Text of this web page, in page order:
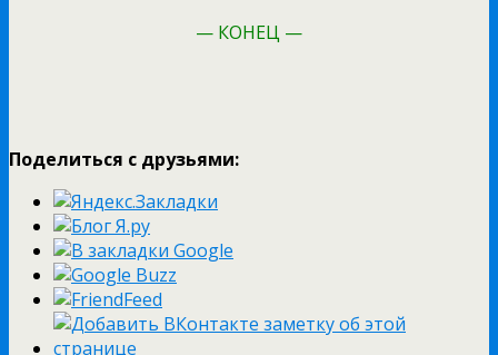
— КОНЕЦ —
Поделиться с друзьями: